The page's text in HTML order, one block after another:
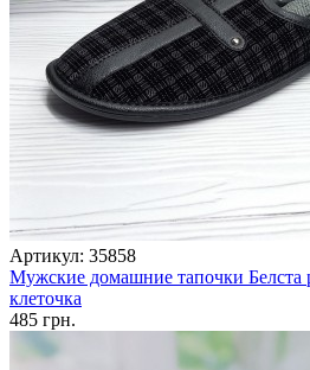
Артикул: 35858
Мужские домашние тапочки Белста
клеточка
485 грн.